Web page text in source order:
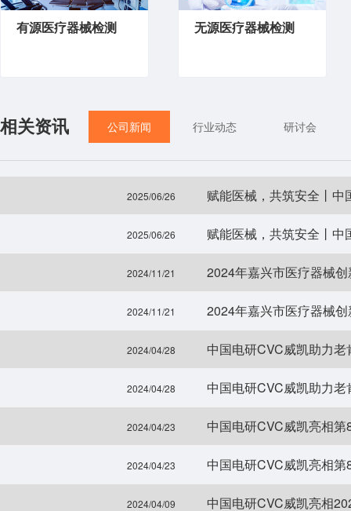
有源医疗器械检测 无源医疗器械检测
相关资讯 公司新闻 行业动态 研讨会
2025/06/26 赋能医械，共筑安全丨
2025/06/26 赋能医械，共筑安全丨
2024/11/21 2024年嘉兴市医疗器械
2024/11/21 2024年嘉兴市医疗器械
2024/04/28 中国电研CVC威凯助力
2024/04/28 中国电研CVC威凯助力
2024/04/23 中国电研CVC威凯亮相
2024/04/23 中国电研CVC威凯亮相
2024/04/09 中国电研CVC威凯亮相